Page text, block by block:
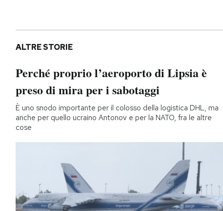
ALTRE STORIE
Perché proprio l’aeroporto di Lipsia è
preso di mira per i sabotaggi
È uno snodo importante per il colosso della logistica DHL, ma
anche per quello ucraino Antonov e per la NATO, fra le altre
cose